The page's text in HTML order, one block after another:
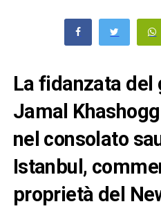
La fidanzata del
Jamal
nel consolato
Istanbul,
proprietà del